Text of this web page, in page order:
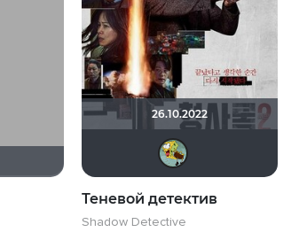
26.10.2022
Теневой детектив
Shadow Detective